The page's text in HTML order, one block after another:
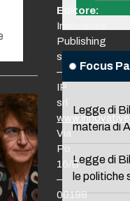
Focus
Legge di
materia di
Legge di
le politiche
Editore:
Innovative
Publishing
srl
–
IP
srl
Via
Po,
16/B
–
00198